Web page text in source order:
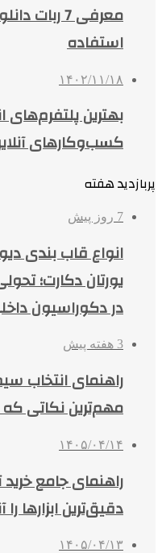
معرفی 7
استفاده
۱۴۰۲/۱۱/۱۸
بهترین پلتفرم‌های
کسب‌وکارهای
پربازدید هفته
7 روز پیش
انواع قاب بندی
یورتان دکارت؛
در دکوراسیون
3 هفته پیش
راهنمای انتخاب
مهم‌ترین نکاتی که
۱۴۰۵/۰۴/۱۴
راهنمای جامع
دقیق‌ترین ابزارها را
۱۴۰۵/۰۴/۱۳